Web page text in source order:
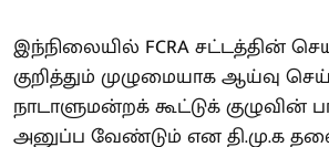
இந்நிலையில் FCRA சட்டத்தின்
குறித்தும் முழுமையாக ஆய்வு
நாடாளுமன்றக் கூட்டுக் குழுவின்
அனுப்ப வேண்டும் என தி.மு.க